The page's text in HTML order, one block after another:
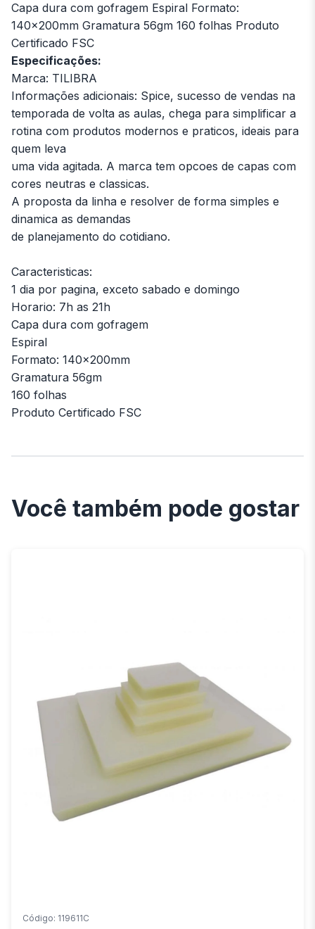
Capa dura com gofragem Espiral Formato:
140x200mm Gramatura 56gm 160 folhas Produto
Certificado FSC
Especificações:
Marca: TILIBRA
Informações adicionais: Spice, sucesso de vendas na
temporada de volta as aulas, chega para simplificar a
rotina com produtos modernos e praticos, ideais para
quem leva
uma vida agitada. A marca tem opcoes de capas com
cores neutras e classicas.
A proposta da linha e resolver de forma simples e
dinamica as demandas
de planejamento do cotidiano.
Caracteristicas:
1 dia por pagina, exceto sabado e domingo
Horario: 7h as 21h
Capa dura com gofragem
Espiral
Formato: 140x200mm
Gramatura 56gm
160 folhas
Produto Certificado FSC
Você também pode gostar
Código: 119611C